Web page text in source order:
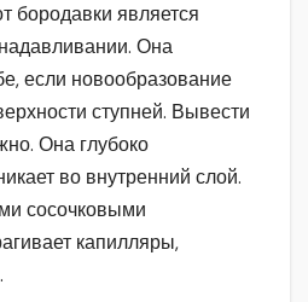
бородавки является
Она
если новообразование
ступней. Вывести
Она глубоко
во внутренний слой.
сосочковыми
капилляры,